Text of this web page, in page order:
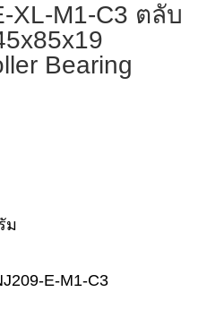
XL-M1-C3 ตลับ
Bearing
ม
E-M1-C3